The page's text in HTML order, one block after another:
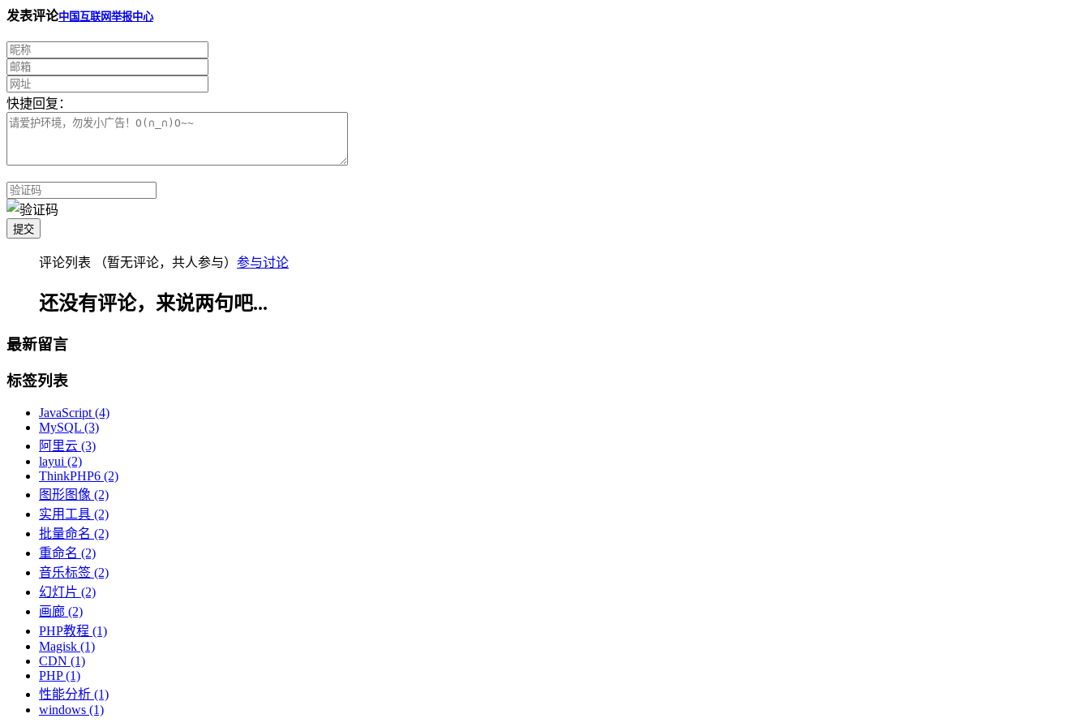
发表评论中国互联网举报中心
快捷回复：
评论列表 （暂无评论，共人参与） 参与讨论
还没有评论，来说两句吧...
最新留言
标签列表
JavaScript (4)
MySQL (3)
阿里云 (3)
layui (2)
ThinkPHP6 (2)
图形图像 (2)
实用工具 (2)
批量命名 (2)
重命名 (2)
音乐标签 (2)
幻灯片 (2)
画廊 (2)
PHP教程 (1)
Magisk (1)
CDN (1)
PHP(1)
性能分析 (1)
windows (1)